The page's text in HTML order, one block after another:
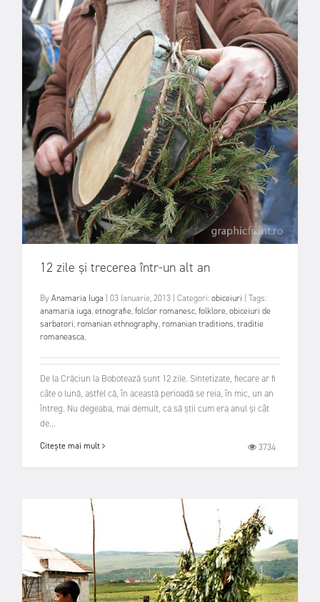
12 zile și trecerea într-un alt an
ByAnamaria Iuga 03 Ianuarie, 2013 Categori:obiceiuri
Tags:
anamaria iuga,etnografie,folclor romanesc,folklore,obiceiuri de
sarbatori,romanian ethnography,romanian traditions,traditie
romaneasca,
De la Crăciun la Bobotează sunt 12 zile. Sintetizate, fiecare ar fi
câte o lună, astfel că, în această perioadă se reia, în mic, un an
întreg. Nu degeaba, mai demult, ca să știi cum era anul și cât
de...
3734
Citește mai mult